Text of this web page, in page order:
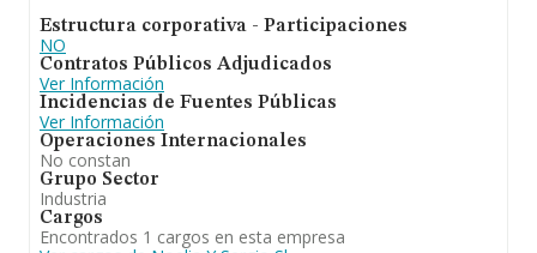
Estructura corporativa - Participaciones
NO
Contratos Públicos Adjudicados
Ver Información
Incidencias de Fuentes Públicas
Ver Información
Operaciones Internacionales
No constan
Grupo Sector
Industria
Cargos
Encontrados 1 cargos en esta empresa